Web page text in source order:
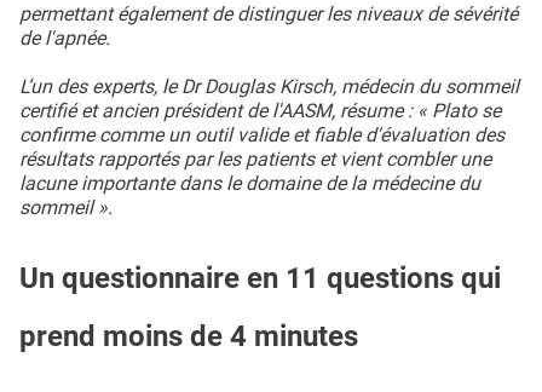
permettant également de distinguer les niveaux de sévérité
de l'apnée.
L’un des experts, le Dr Douglas Kirsch, médecin du sommeil
certifié et ancien président de l'AASM, résume : « Plato se
confirme comme un outil valide et fiable d'évaluation des
résultats rapportés par les patients et vient combler une
lacune importante dans le domaine de la médecine du
sommeil ».
Un questionnaire en 11 questions qui
prend moins de 4 minutes